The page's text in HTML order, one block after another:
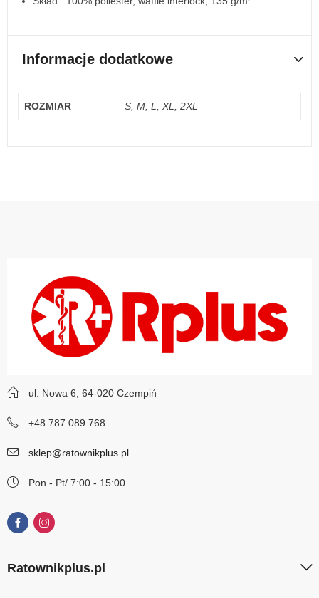
Informacje dodatkowe
ROZMIAR S, M, L, XL, 2XL
ul. Nowa 6, 64-020 Czempiń
+48 787 089 768
sklep@ratownikplus.pl
Pon - Pt/ 7:00 - 15:00
Ratownikplus.pl